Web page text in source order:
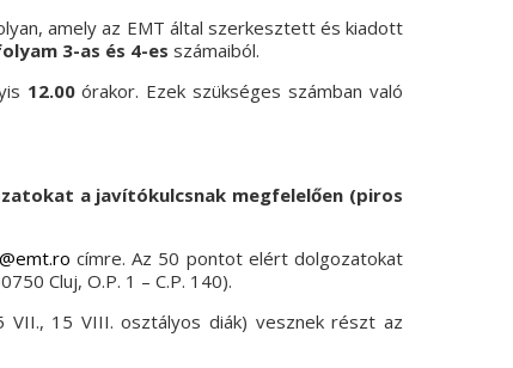
amely az EMT által szerkesztett és kiadott
3-as és 4-es számaiból.
12.00órakor. Ezek szükséges számban való
a javítókulcsnak megfelelően (piros
címre.Az 50 pontot elért dolgozatokat
Cluj, O.P. 1 – C.P. 140).
15 VIII. osztályos diák) vesznek részt az